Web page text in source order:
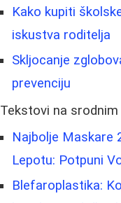
Kako kupiti
iskustva roditelja
Skljocanje
prevenciju
Tekstovi na
Najbolje Maskare
Lepotu: Potpuni
Blefaroplastika: